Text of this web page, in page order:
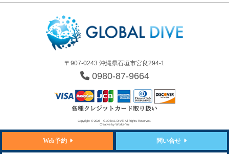
〒907-0243 沖縄県石垣市宮良294-1
0980-87-9664
Copyright © 2026 GLOBAL DIVE All Rights Reserved.
Creative by Works-Yui
Web予約 問い合せ